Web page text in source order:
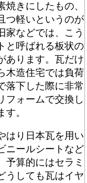
きにしたもの、
つ軽いというのが
家などでは、こう
と呼ばれる板状の
あります。瓦だけ
木造住宅では負荷
落下した際に非常
フォームで交換し
。
はり日本瓦を用い
ニールシートなど
予算的にはセラミ
うしても瓦はイヤ